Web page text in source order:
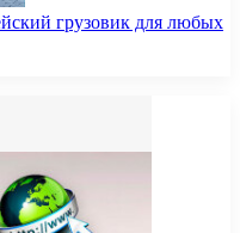
грузовик для любых